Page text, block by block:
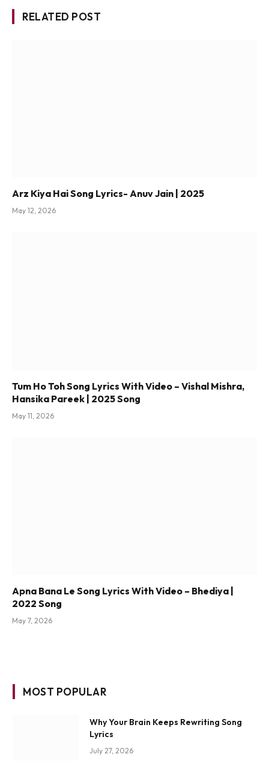
RELATED POST
Arz Kiya Hai Song Lyrics- Anuv Jain | 2025
May 12, 2026
Tum Ho Toh Song Lyrics With Video – Vishal Mishra,
Hansika Pareek | 2025 Song
May 11, 2026
Apna Bana Le Song Lyrics With Video – Bhediya |
2022 Song
May 7, 2026
MOST POPULAR
Why Your Brain Keeps Rewriting Song
Lyrics
July 27, 2026